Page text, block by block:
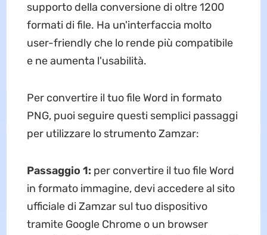
supporto della conversione di oltre 1200
formati di file. Ha un'interfaccia molto
user-friendly che lo rende più compatibile
e ne aumenta l'usabilità.
Per convertire il tuo file Word in formato
PNG, puoi seguire questi semplici passaggi
per utilizzare lo strumento Zamzar:
Passaggio 1: per convertire il tuo file Word
in formato immagine, devi accedere al sito
ufficiale di Zamzar sul tuo dispositivo
tramite Google Chrome o un browser